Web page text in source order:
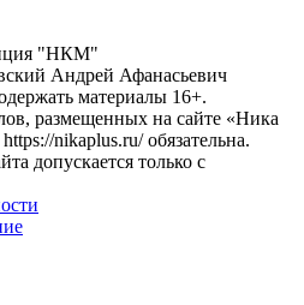
"НКМ"
Андрей Афанасьевич
материалы 16+.
размещенных на сайте «Ника
nikaplus.ru/ обязательна.
допускается только с